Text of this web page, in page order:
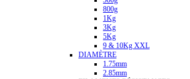
800g
1Kg
3Kg
5Kg
9 & 10Kg XXL
DIAMÈTRE
1.75mm
2.85mm